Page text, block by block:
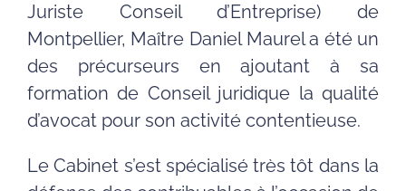
CONTRATS
Juriste Conseil d’Entreprise) de
Montpellier, Maître Daniel Maurel a été un
des précurseurs en ajoutant à sa
formation de Conseil juridique la qualité
d’avocat pour son activité contentieuse.
Le Cabinet s’est spécialisé très tôt dans la